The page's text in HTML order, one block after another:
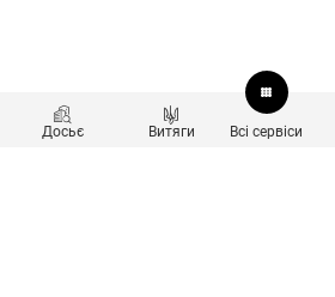
Досьє Витяги Всі сервіси